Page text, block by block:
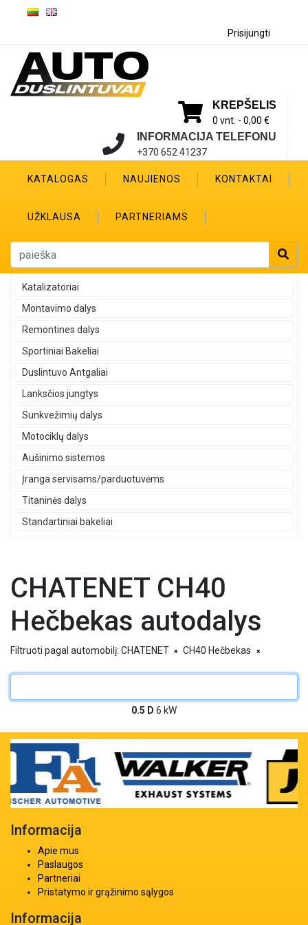
Prisijungti
KREPŠELIS
0 vnt. - 0,00 €
INFORMACIJA TELEFONU
+370 652 41237
KATALOGAS NAUJIENOS KONTAKTAI
UŽKLAUSA PARTNERIAMS
Katalizatoriai
Montavimo dalys
Remontines dalys
Sportiniai Bakeliai
Duslintuvo Antgaliai
Lanksčios jungtys
Sunkvežimių dalys
Motociklų dalys
Aušinimo sistemos
Įranga servisams/parduotuvėms
Titaninės dalys
Standartiniai bakeliai
CHATENET CH40
Hečbekas autodalys
Filtruoti pagal automobilį: CHATENET × CH40 Hečbekas ×
0.5 D 6 kW
Informacija
Apie mus
Paslaugos
Partneriai
Pristatymo ir grąžinimo sąlygos
Informacija